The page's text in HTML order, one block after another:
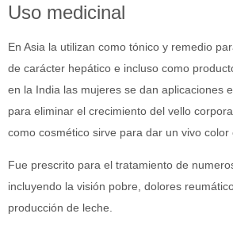
Uso medicinal
En Asia la utilizan como tónico y remedio
de carácter hepático e incluso como
en la India las mujeres se dan aplicaciones
para eliminar el crecimiento del vello
como cosmético sirve para dar un vivo color
Fue prescrito para el tratamiento de
incluyendo la visión pobre, dolores
producción de leche.